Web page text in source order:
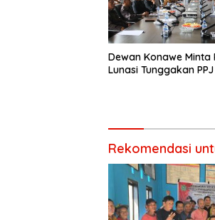
Dewan Konawe Minta
Lunasi Tunggakan PPJ
Rekomendasi